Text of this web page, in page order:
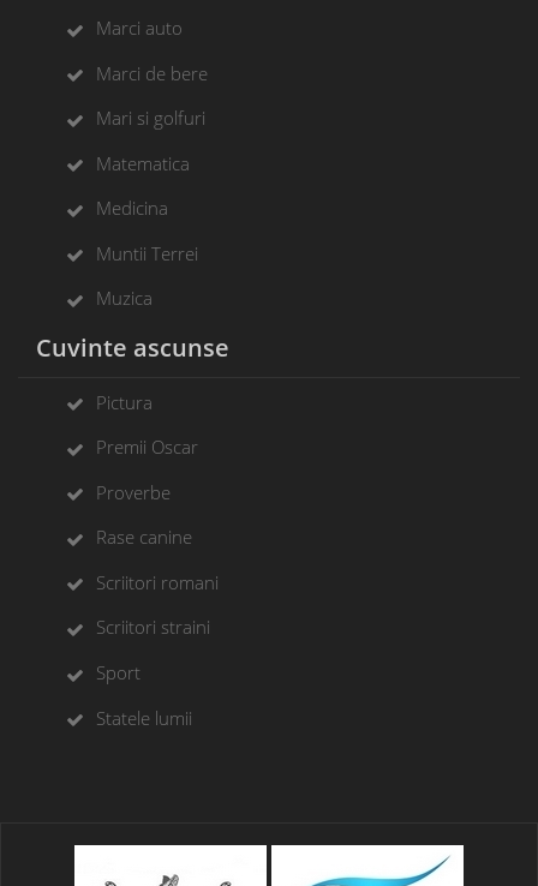
Marci auto
Marci de bere
Mari si golfuri
Matematica
Medicina
Muntii Terrei
Muzica
Cuvinte ascunse
Pictura
Premii Oscar
Proverbe
Rase canine
Scriitori romani
Scriitori straini
Sport
Statele lumii